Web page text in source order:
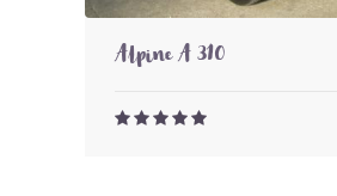
Alpine A 310